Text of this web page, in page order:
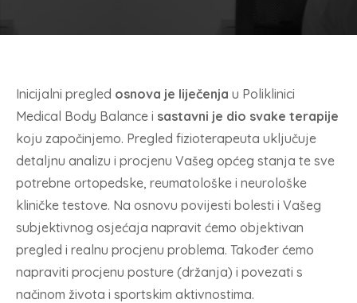
Inicijalni pregled osnova je liječenja u Poliklinici
Medical Body Balance i sastavni je dio svake terapije
koju započinjemo. Pregled fizioterapeuta uključuje
detaljnu analizu i procjenu Vašeg općeg stanja te sve
potrebne ortopedske, reumatološke i neurološke
kliničke testove. Na osnovu povijesti bolesti i Vašeg
subjektivnog osjećaja napravit ćemo objektivan
pregled i realnu procjenu problema. Također ćemo
napraviti procjenu posture (držanja) i povezati s
načinom života i sportskim aktivnostima.